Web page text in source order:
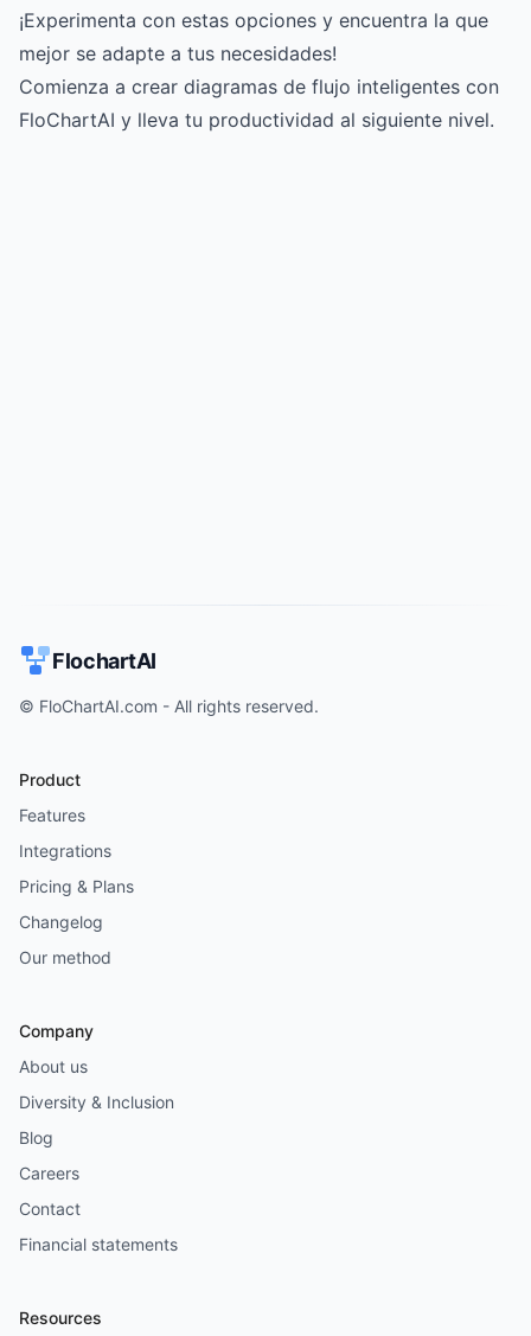
¡Experimenta con estas opciones y encuentra la que
mejor se adapte a tus necesidades!
Comienza a crear diagramas de flujo inteligentes con
FloChartAI y lleva tu productividad al siguiente nivel.
FlochartAI
© FloChartAI.com - All rights reserved.
Product
Features
Integrations
Pricing & Plans
Changelog
Our method
Company
About us
Diversity & Inclusion
Blog
Careers
Contact
Financial statements
Resources